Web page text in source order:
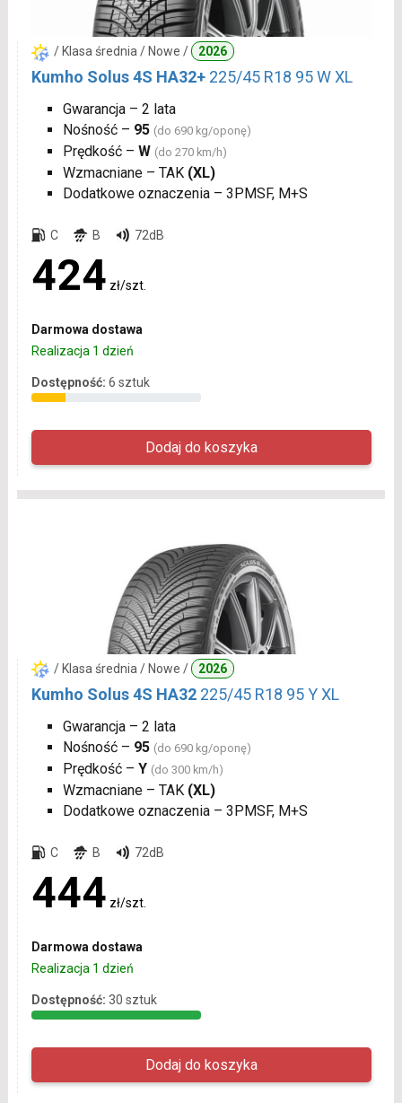
/ Klasa średnia / Nowe / 2026
Kumho Solus 4S HA32+ 225/45 R18 95 W XL
Gwarancja – 2 lata
Nośność – 95 (do 690 kg/oponę)
Prędkość – W (do 270 km/h)
Wzmacniane – TAK (XL)
Dodatkowe oznaczenia – 3PMSF, M+S
C B 72dB
424 zł/szt.
Darmowa dostawa
Realizacja 1 dzień
Dostępność: 6 sztuk
/ Klasa średnia / Nowe / 2026
Kumho Solus 4S HA32 225/45 R18 95 Y XL
Gwarancja – 2 lata
Nośność – 95 (do 690 kg/oponę)
Prędkość – Y (do 300 km/h)
Wzmacniane – TAK (XL)
Dodatkowe oznaczenia – 3PMSF, M+S
C B 72dB
444 zł/szt.
Darmowa dostawa
Realizacja 1 dzień
Dostępność: 30 sztuk